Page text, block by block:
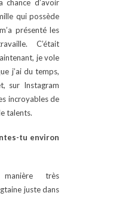
chance d’avoir
qui possède
présenté les
C’était
je vole
j’ai du temps,
sur Instagram
incroyables de
talents.
tu environ
très
juste dans